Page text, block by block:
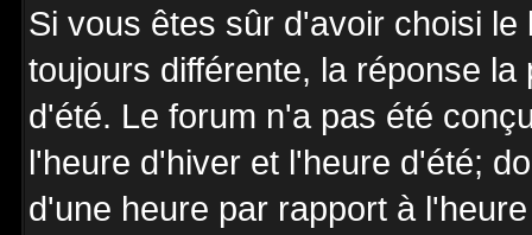
Si vous êtes sûr d'avoir choisi
toujours différente, la réponse
d'été. Le forum n'a pas été
l'heure d'hiver et l'heure d'été;
d'une heure par rapport à